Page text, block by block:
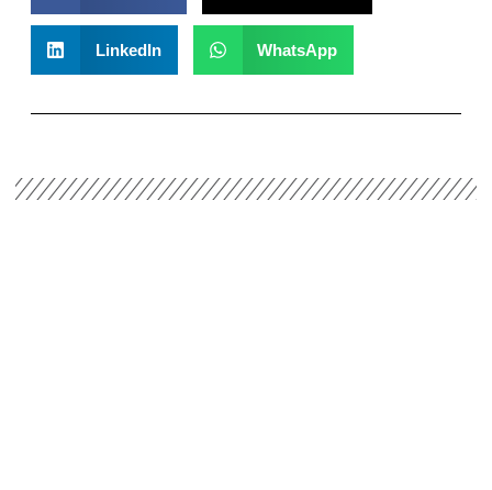
LinkedIn WhatsApp